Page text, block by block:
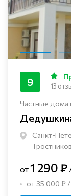
Частные дома
Санкт-
9 13
от1 290 ₽
от 35 000 ₽